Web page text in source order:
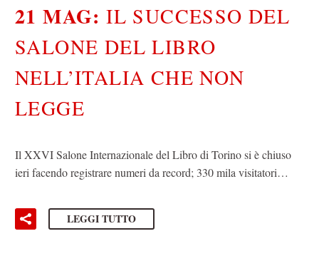
21 MAG:IL SUCCESSO DEL
SALONE DEL LIBRO
NELL’ITALIA CHE NON
LEGGE
Il XXVI Salone Internazionale del Libro di Torino si è chiuso
ieri facendo registrare numeri da record; 330 mila visitatori…
LEGGI TUTTO